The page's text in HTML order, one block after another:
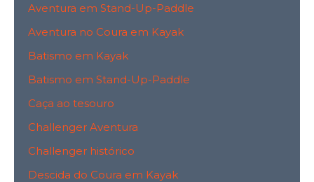
Aventura em Stand-Up-Paddle
Aventura no Coura em Kayak
Batismo em Kayak
Batismo em Stand-Up-Paddle
Caça ao tesouro
Challenger Aventura
Challenger histórico
Descida do Coura em Kayak